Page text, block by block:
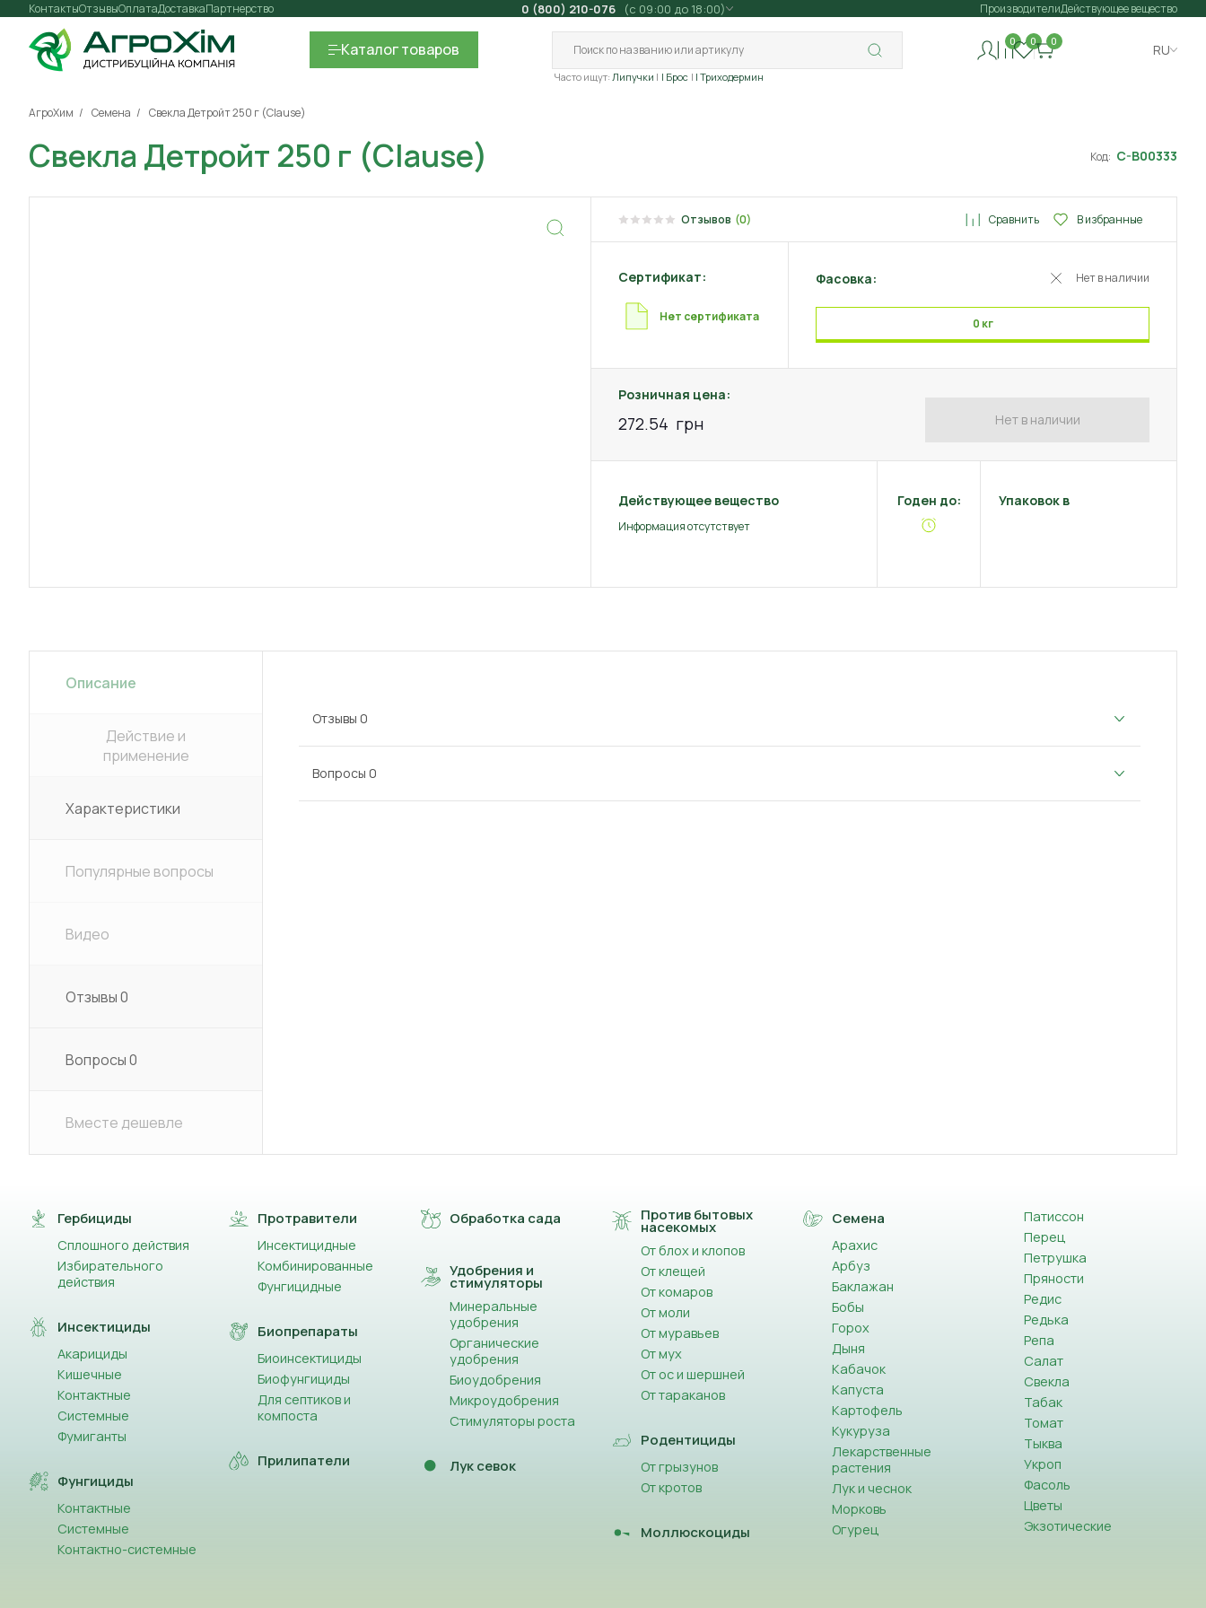
Контакты Оплата
Отзывы ДоставкаПартнерство 0 (800) 210-076 (с 09:00 до 18:00) ПроизводителиДействующее вещество
Каталогтоваров
Часто ищут: Липучки | Брос | Триходермин
0 0 0
RU
АгроХим Семена Свекла Детройт 250 г (Clause)
Свекла Детройт 250 г (Clause) Код: C-B00333
Отзывов (0) Сравнить В избранные
Сертификат:
Нет сертификата
Фасовка: Нет в наличии
0 кг
Розничная цена:
272.54 грн Нет в наличии
Действующее вещество
Информация отсутствует
Годен до: Упаковок в
Описание
Действие и
применение
Характеристики
Популярные вопросы
Видео
Отзывы0
Вопросы0
Вместе дешевле
Отзывы 0
Вопросы 0
Гербициды
Сплошного действия
Избирательного
действия
Инсектициды
Акарициды
Кишечные
Контактные
Системные
Фумиганты
Фунгициды
Контактные
Системные
Контактно-системные
Протравители
Инсектицидные
Комбинированные
Фунгицидные
Биопрепараты
Биоинсектициды
Биофунгициды
Для септиков и
компоста
Прилипатели
Обработка сада
Удобрения и
стимуляторы
Минеральные
удобрения
Органические
удобрения
Биоудобрения
Микроудобрения
Стимуляторы роста
Лук севок
Против бытовых
насекомых
От блох и клопов
От клещей
От комаров
От моли
От муравьев
От мух
От ос и шершней
От тараканов
Родентициды
От грызунов
От кротов
Моллюскоциды
Семена
Арахис
Арбуз
Баклажан
Бобы
Горох
Дыня
Кабачок
Капуста
Картофель
Кукуруза
Лекарственные
растения
Лук и чеснок
Морковь
Огурец
Патиссон
Перец
Петрушка
Пряности
Редис
Редька
Репа
Салат
Свекла
Табак
Томат
Тыква
Укроп
Фасоль
Цветы
Экзотические